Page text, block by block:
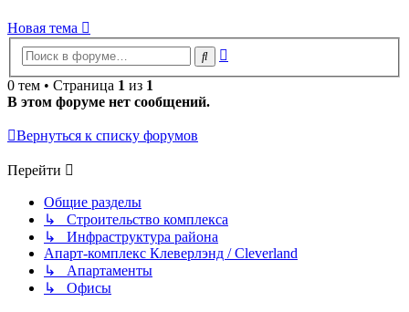
Новая тема
Поиск
0 тем • Страница 1 из 1
В этом форуме нет сообщений.
Вернуться к списку форумов
Перейти
Общие разделы
↳ Строительство комплекса
↳ Инфраструктура района
Апарт-комплекс Клеверлэнд / Cleverland
↳ Апартаменты
↳ Офисы